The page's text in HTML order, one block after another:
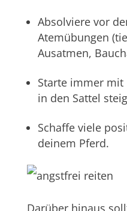
Absolviere vor
Atemübungen
Ausatmen,
Starte immer
in den Sattel
Schaffe viele
deinem Pferd.
Darüber hinaus